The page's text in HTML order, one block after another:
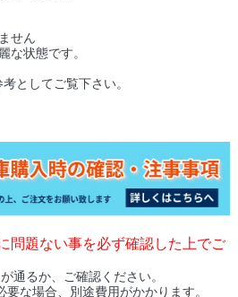
せん
状態です。
としてご覧下さい。
問題ない事を必ず確認した上でご
通るか、ご確認ください。
な場合、別途費用がかかります。